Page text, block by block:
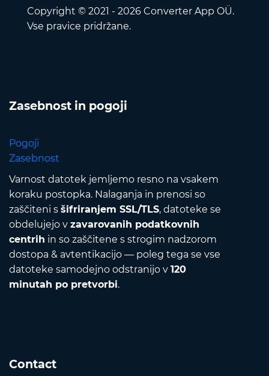
Copyright © 2021 - 2026 Converter App OÜ.
Vse pravice pridržane.
Zasebnost in pogoji
Pogoji
Zasebnost
Varnost datotek jemljemo resno na vsakem
koraku postopka. Nalaganja in prenosi so
zaščiteni s šifriranjem SSL/TLS, datoteke se
obdelujejo v zavarovanih podatkovnih
centrih in so zaščitene s strogim nadzorom
dostopa & avtentikacijo — poleg tega se vse
datoteke samodejno odstranijo v 120
minutah po pretvorbi.
Contact